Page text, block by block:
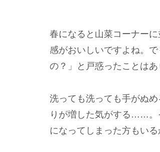
春になると山菜コーナー
感がおいしいですよね。
の？」と戸惑ったことはあ
洗っても洗っても手がぬ
りが増した気がする……。
になってしまった方もいる